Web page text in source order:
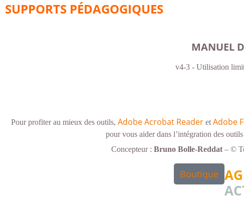
SUPPORTS PÉDAGOGIQUES
MANUEL
v4-3 - Utilisation
Pour profiter au mieux des outils, Adobe Acrobat Readeret Adobe
pour vous aider dans l’intégration des
Concepteur : Bruno Bolle-Reddat– ©
Boutique